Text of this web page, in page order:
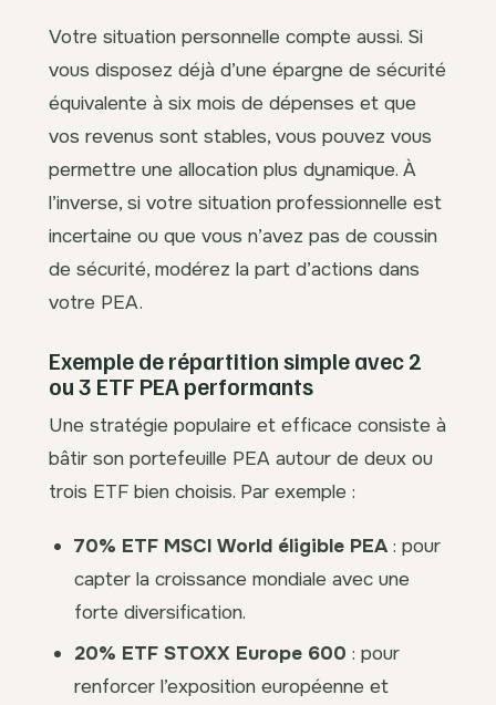
Votre situation personnelle compte aussi. Si
vous disposez déjà d’une épargne de sécurité
équivalente à six mois de dépenses et que
vos revenus sont stables, vous pouvez vous
permettre une allocation plus dynamique. À
l’inverse, si votre situation professionnelle est
incertaine ou que vous n’avez pas de coussin
de sécurité, modérez la part d’actions dans
votre PEA.
Exemple de répartition simple avec 2
ou 3 ETF PEA performants
Une stratégie populaire et efficace consiste à
bâtir son portefeuille PEA autour de deux ou
trois ETF bien choisis. Par exemple :
70% ETF MSCI World éligible PEA : pour
capter la croissance mondiale avec une
forte diversification.
20% ETF STOXX Europe 600 : pour
renforcer l’exposition européenne et